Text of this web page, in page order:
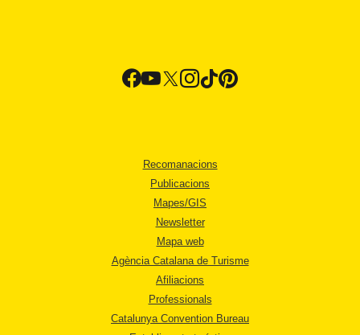
Recomanacions
Publicacions
Mapes/GIS
Newsletter
Mapa web
Agència Catalana de Turisme
Afiliacions
Professionals
Catalunya Convention Bureau